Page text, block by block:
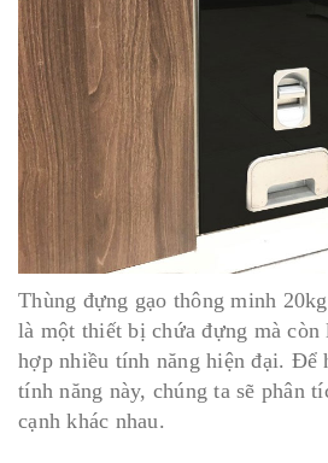
Thùng đựng gạo thông minh
là một thiết bị chứa đựng mà còn
hợp nhiều tính năng hiện đại. Để
tính năng này, chúng ta sẽ phân
cạnh khác nhau.